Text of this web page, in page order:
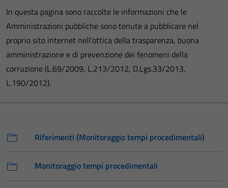
In questa pagina sono raccolte le informazioni che le
Amministrazioni pubbliche sono tenute a pubblicare nel
proprio sito internet nell’ottica della trasparenza, buona
amministrazione e di prevenzione dei fenomeni della
corruzione (L.69/2009, L.213/2012, D.Lgs.33/2013,
L.190/2012).
Riferimenti (Monitoraggio tempi procedimentali)
Monitoraggio tempi procedimentali